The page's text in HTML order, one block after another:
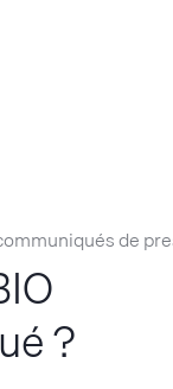
de
?